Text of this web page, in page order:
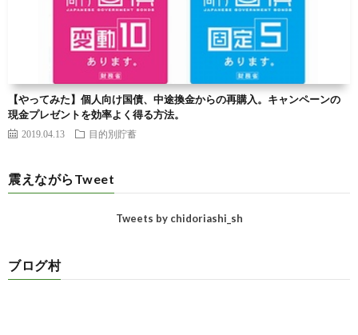
【やってみた】個人向け国債、中途換金からの再購入。キャンペーンの
現金プレゼントを効率よく得る方法。
2019.04.13 目的別貯蓄
震えながらTweet
Tweets by chidoriashi_sh
ブログ村